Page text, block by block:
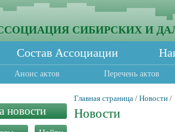
СИБИРСКИХ И
Состав Ассоциации
Анонс актов Перечень актов
новости
Главная страница / Новости /
Новости